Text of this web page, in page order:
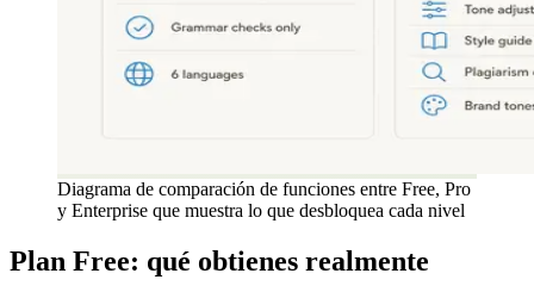
Diagrama de comparación de funciones entre Free, Pro
y Enterprise que muestra lo que desbloquea cada nivel
Plan Free: qué obtienes realmente